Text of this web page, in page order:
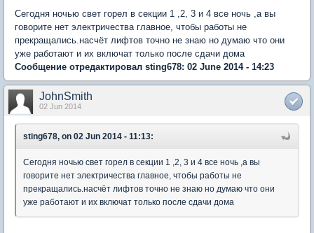
Сегодня ночью свет горел в секции 1 ,2, 3 и 4 все ночь ,а вы
говорите нет электричества главное, чтобы работы не
прекращались.насчёт лифтов точно не знаю но думаю что они
уже работают и их включат только после сдачи дома
Сообщение отредактировал sting678: 02 June 2014 - 14:23
JohnSmith
02 Jun 2014
sting678, on 02 Jun 2014 - 11:13:
Сегодня ночью свет горел в секции 1 ,2, 3 и 4 все ночь ,а вы
говорите нет электричества главное, чтобы работы не
прекращались.насчёт лифтов точно не знаю но думаю что они
уже работают и их включат только после сдачи дома